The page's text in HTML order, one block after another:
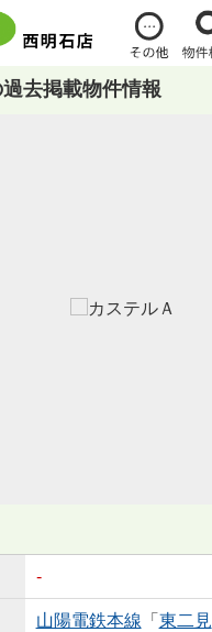
去掲載物件情報
-
山陽電鉄本線 「 東二見